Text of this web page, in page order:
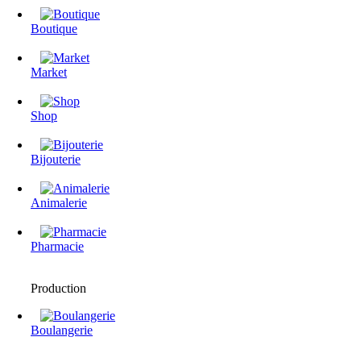
Boutique
Market
Shop
Bijouterie
Animalerie
Pharmacie
Production
Boulangerie